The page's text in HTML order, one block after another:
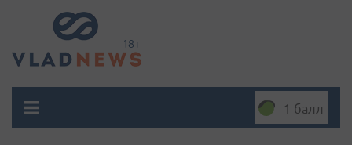
1 балл